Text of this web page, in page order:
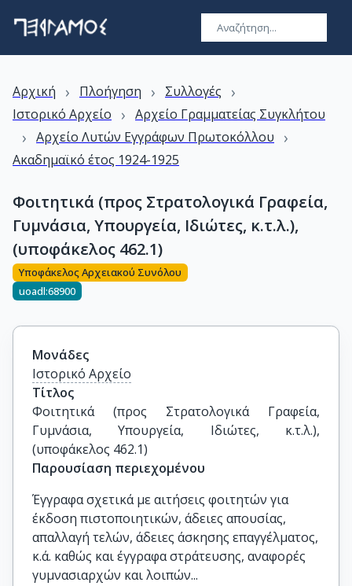
Αρχική › Πλοήγηση › Συλλογές ›
Ιστορικό Αρχείο › Αρχείο Γραμματείας Συγκλήτου
› Αρχείο Λυτών Εγγράφων Πρωτοκόλλου ›
Ακαδημαϊκό έτος 1924-1925
Φοιτητικά (προς Στρατολογικά Γραφεία,
Γυμνάσια, Υπουργεία, Ιδιώτες, κ.τ.λ.),
(υποφάκελος 462.1)
Υποφάκελος Αρχειακού Συνόλου
uoadl:68900
Μονάδες
Ιστορικό Αρχείο
Τίτλος
Φοιτητικά (προς Στρατολογικά Γραφεία,
Γυμνάσια, Υπουργεία, Ιδιώτες, κ.τ.λ.),
(υποφάκελος 462.1)
Παρουσίαση περιεχομένου
Έγγραφα σχετικά με αιτήσεις φοιτητών για
έκδοση πιστοποιητικών, άδειες απουσίας,
απαλλαγή τελών, άδειες άσκησης επαγγέλματος,
κ.ά. καθώς και έγγραφα στράτευσης, αναφορές
γυμνασιαρχών και λοιπών...